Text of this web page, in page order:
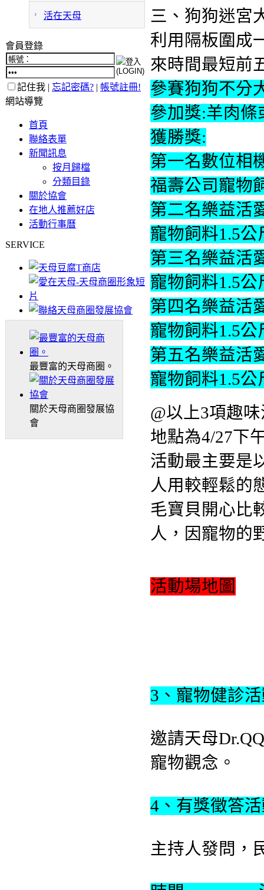
活在天母
會員登錄
記住我 | 忘記密碼? | 帳號註冊!
網站導覽
首頁
聯絡表單
新聞訊息
按月歸檔
分類目錄
關於協會
在地人推薦好店
活動行事曆
SERVICE
最豐富的天母商圈。
關於天母商圈發展協
會
三 、狗狗迷宮
利用隔板圍成
來時間最短前
參賽狗狗不分
參加獎:羊肉條
獲勝獎:
第一名數位相
福壽公司寵物
第二名樂益活
寵物飼料1.5
第三名樂益活
寵物飼料1.5
第四名樂益活
寵物飼料1.5
第五名樂益活
寵物飼料1.5公
@以上3項趣
地點為4/27下
活動最主要是
人用較輕鬆的
毛寶貝開心比
人，因寵物的
活動場地圖
3、寵物健診
邀請天母
寵物觀念。
4、有獎徵答
主持人發問，